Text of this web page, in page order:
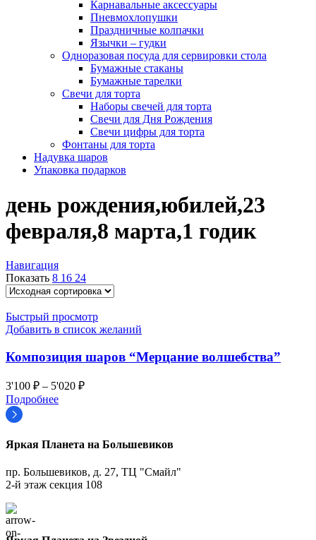
Карнавальные аксессуары
Пневмохлопушки
Праздничные колпачки
Язычки – гудки
Одноразовая посуда для сервировки стола
Бумажные стаканы
Бумажные тарелки
Свечи для торта
Наборы свечей для торта
Свечи для Дня Рождения
Свечи цифры для торта
Фонтаны для торта
Надувка шаров
Упаковка подарков
день рождения,юбилей,23
февраля,8 марта,1 годик
Навигация
Показать 8 16 24
Быстрый просмотр
Добавить в список желаний
Композиция шаров “Мерцание волшебства”
3'100 ₽ – 5'020 ₽
Подробнее
Яркая Планета на Большевиков
пр. Большевиков, д. 27, ТЦ "Смайл"
2-й этаж секция 108